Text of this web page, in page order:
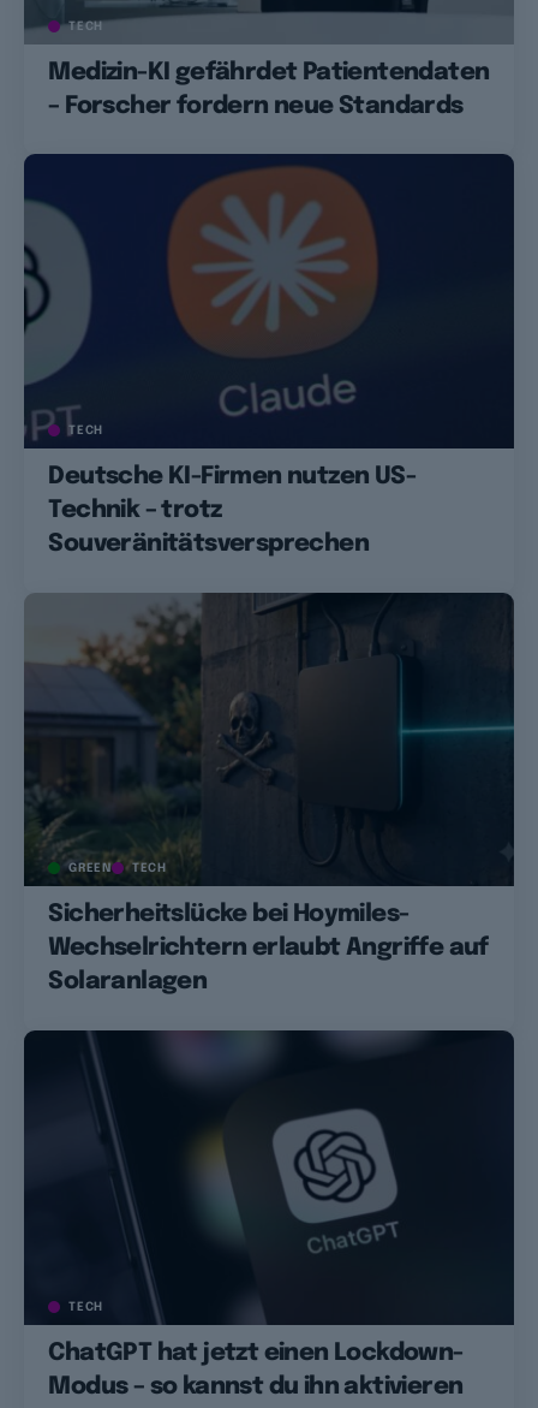
TECH
Medizin-KI gefährdet Patientendaten
– Forscher fordern neue Standards
TECH
Deutsche KI-Firmen nutzen US-
Technik – trotz
Souveränitätsversprechen
GREEN TECH
Sicherheitslücke bei Hoymiles-
Wechselrichtern erlaubt Angriffe auf
Solaranlagen
TECH
ChatGPT hat jetzt einen Lockdown-
Modus – so kannst du ihn aktivieren